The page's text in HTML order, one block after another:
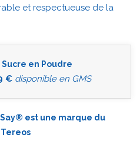
et respectueuse de la
en Poudre
€ disponible en GMS
est une marque du